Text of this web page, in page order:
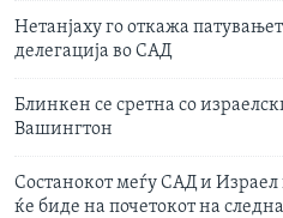
Нетанјаху го откажа
делегација во САД
Блинкен се сретна со
Вашингтон
Состанокот меѓу САД и Израел
ќе биде на почетокот на